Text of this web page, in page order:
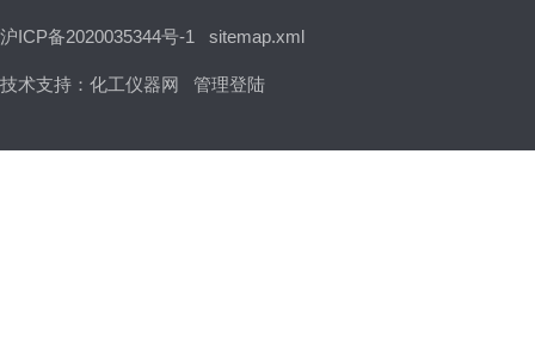
沪ICP备2020035344号-1 sitemap.xml
技术支持： 化工仪器网 管理登陆